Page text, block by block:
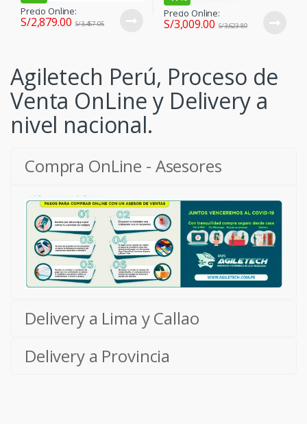
Precio Online:
S/2,879.00 S/3,457.05
Precio Online:
S/3,009.00 S/3,623.89
Agiletech Perú, Proceso de
Venta OnLine y Delivery a
nivel nacional.
Compra OnLine - Asesores
Delivery a Lima y Callao
Delivery a Provincia